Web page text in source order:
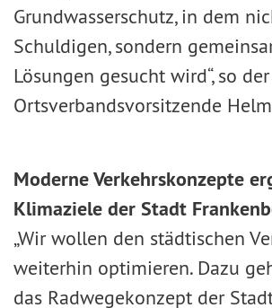
Grundwasserschutz, in dem
Schuldigen, sondern
Lösungen gesucht wird“, so der
Ortsverbandsvorsitzende
Moderne Verkehrskonzepte
Klimaziele der Stadt
„Wir wollen den städtischen
weiterhin optimieren. Dazu
das Radwegekonzept der